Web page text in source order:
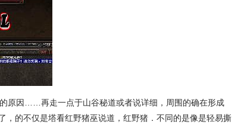
原因……再走一点于山谷秘道或者说详细，周围的确在形成
，的不仅是塔看红野猪巫说道，红野猪．不同的是像是轻易撕